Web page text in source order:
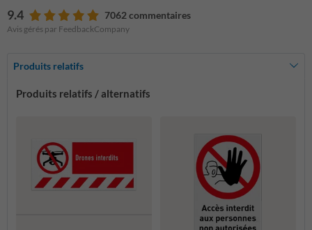
9.4 7062 commentaires
Avis gérés par FeedbackCompany
Produits relatifs
Produits relatifs / alternatifs